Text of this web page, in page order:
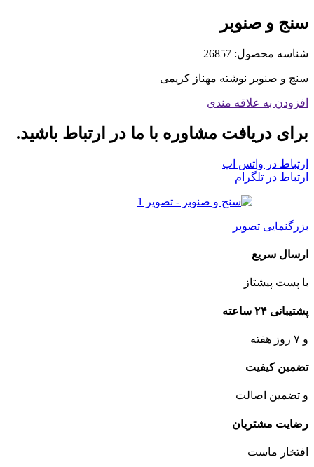
سنج و صنوبر
شناسه محصول: 26857
سنج و صنوبر نوشته مهناز کریمی
افزودن به علاقه مندی
برای دریافت مشاوره با ما در ارتباط باشید.
ارتباط در واتس اپ
ارتباط در تلگرام
بزرگنمایی تصویر
ارسال سریع
با پست پیشتاز
پشتیبانی ۲۴ ساعته
و ۷ روز هفته
تضمین کیفیت
و تضمین اصالت
رضایت مشتریان
افتخار ماست